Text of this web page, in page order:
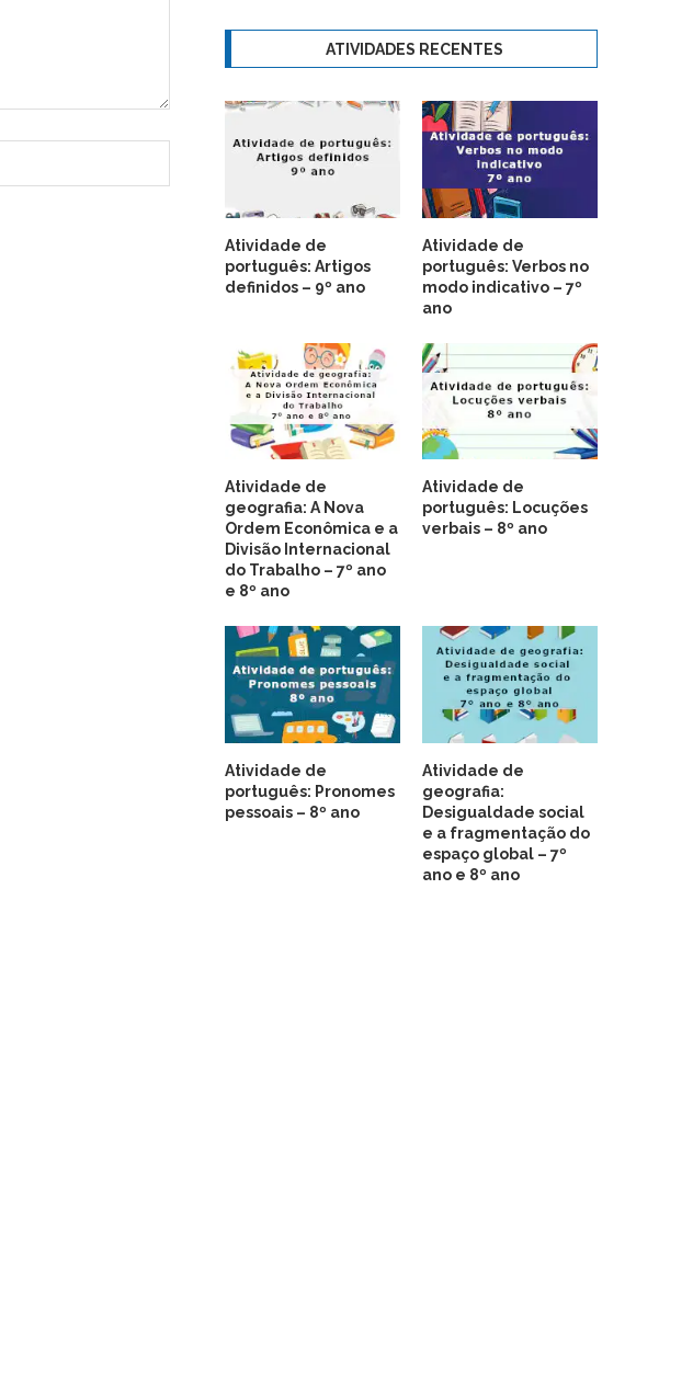
ATIVIDADES RECENTES
Atividade de
português: Artigos
definidos – 9º ano
Atividade de
português: Verbos no
modo indicativo – 7º
ano
Atividade de
geografia: A Nova
Ordem Econômica e a
Divisão Internacional
do Trabalho – 7º ano
e 8º ano
Atividade de
português: Locuções
verbais – 8º ano
Atividade de
português: Pronomes
pessoais – 8º ano
Atividade de
geografia:
Desigualdade social
e a fragmentação do
espaço global – 7º
ano e 8º ano